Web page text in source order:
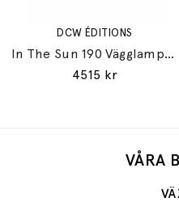
DCW ÉDITIONS
In The Sun 190 Vägglampa Gold/Silver
4515 kr
VÅRA